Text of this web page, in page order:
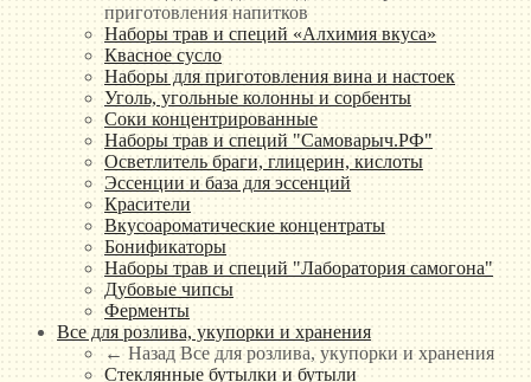
приготовления напитков
Наборы трав и специй «Алхимия вкуса»
Квасное сусло
Наборы для приготовления вина и настоек
Уголь, угольные колонны и сорбенты
Соки концентрированные
Наборы трав и специй "Самоварыч.РФ"
Осветлитель браги, глицерин, кислоты
Эссенции и база для эссенций
Красители
Вкусоароматические концентраты
Бонификаторы
Наборы трав и специй "Лаборатория самогона"
Дубовые чипсы
Ферменты
Все для розлива, укупорки и хранения
← Назад Все для розлива, укупорки и хранения
Стеклянные бутылки и бутыли